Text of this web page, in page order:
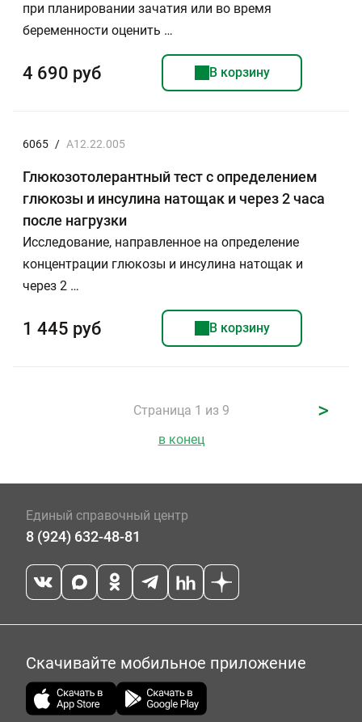
при планировании зачатия или во время
беременности оценить …
4 690 руб В корзину
6065 / A12.22.005
Глюкозотолерантный тест с определением
глюкозы и инсулина натощак и через 2 часа
после нагрузки
Исследование, направленное на определение
концентрации глюкозы и инсулина натощак и
через 2 …
1 445 руб В корзину
Страница 1 из 9 >
в конец
Единый справочный центр
8 (924) 632-48-81
Скачивайте мобильное приложение